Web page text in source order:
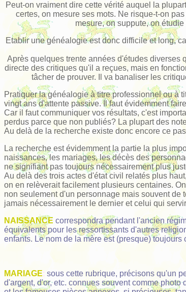
Peut-on vraiment dire cette vérité auquel la
certes, on mesure ses mots. Ne risque-t-on
mesure, on suppute, on
Etablir une généalogie est donc difficile et long,
Après quelques trente années d'études diverses
directe des critiques qu'il a reçues, mais en
tâcher de prouver. Il va banaliser les
Pratiquer la généalogie à titre professionnel ou à
vingt ans d'attente passive. Il faut évidemment
Car il faut communiquer vos résultats, c'est
perdus parce que non publiés? La plupart des
Au delà de la recherche existe donc encore ce
La recherche est évidemment la partie la plus
naissances, les mariages, les décès des
ne signifiant pas toujours nécessairement plus
Au delà des trois actes d'état civil relatés plus
on en relèverait facilement plusieurs centaines.
non seulement d'un personnage mais souvent
jamais nécessairement le dernier et celui qui
NAISSANCE correspondra pendant l'ancien
équivalents pour les ressortissants d'autres
enfants. Le nom de la mère est (presque)
MARIAGE: sous cette rubrique, précisons qu'un
d'argent, d'or, etc. connues souvent comme